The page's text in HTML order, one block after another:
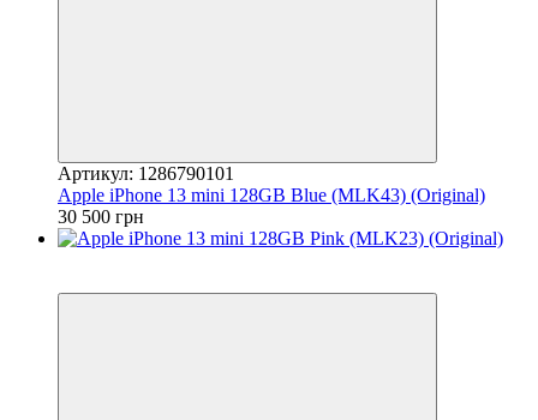
Артикул: 1286790101
Apple iPhone 13 mini 128GB Blue (MLK43) (Original)
30 500 грн